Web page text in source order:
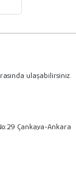
ulaşabilirsiniz.
Çankaya-Ankara